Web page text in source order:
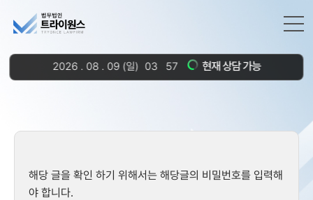
2026 . 08 . 09 (일) 03 57 현재 상담 가능
해당 글을 확인 하기 위해서는 해당글의 비밀번호를 입력해
야 합니다.